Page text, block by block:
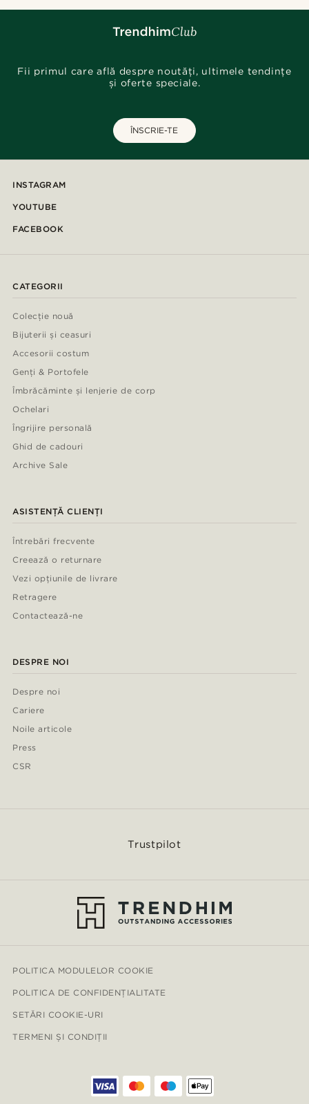
Fii primul care află despre noutăți, ultimele tendințe
și oferte speciale.
ÎNSCRIE-TE
INSTAGRAM
YOUTUBE
FACEBOOK
CATEGORII
Colecție nouă
Bijuterii și ceasuri
Accesorii costum
Genți & Portofele
Îmbrăcăminte și lenjerie de corp
Ochelari
Îngrijire personală
Ghid de cadouri
Archive Sale
ASISTENȚĂ CLIENȚI
Întrebări frecvente
Creează o returnare
Vezi opțiunile de livrare
Retragere
Contactează-ne
DESPRE NOI
Despre noi
Cariere
Noile articole
Press
CSR
Trustpilot
POLITICA MODULELOR COOKIE
POLITICA DE CONFIDENȚIALITATE
SETĂRI COOKIE-URI
TERMENI ȘI CONDIȚII